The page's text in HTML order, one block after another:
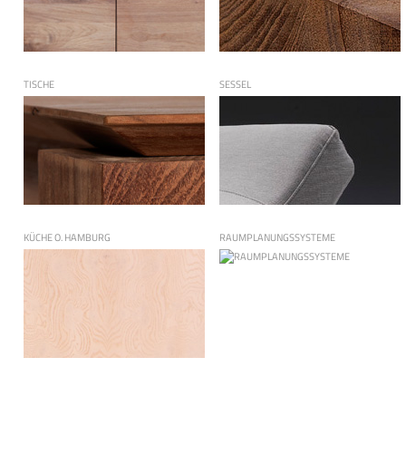
TISCHE SESSEL
KÜCHE O. HAMBURG RAUMPLANUNGSSYSTEME